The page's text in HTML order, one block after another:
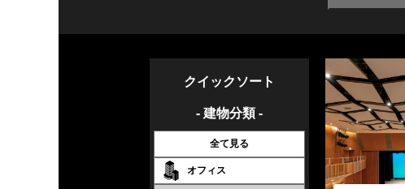
クイックソート
- 建物分類 -
全て見る
オフィス